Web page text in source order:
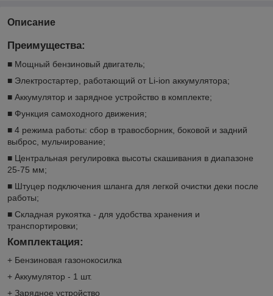
Описание
Преимущества:
■ Мощный бензиновый двигатель;
■ Электростартер, работающий от Li-ion аккумулятора;
■ Аккумулятор и зарядное устройство в комплекте;
■ Функция самоходного движения;
■ 4 режима работы: сбор в травосборник, боковой и задний
выброс, мульчирование;
■ Центральная регулировка высоты скашивания в диапазоне
25-75 мм;
■ Штуцер подключения шланга для легкой очистки деки после
работы;
■ Складная рукоятка - для удобства хранения и
транспортировки;
Комплектация:
+ Бензиновая газонокосилка
+ Аккумулятор - 1 шт.
+ Зарядное устройство